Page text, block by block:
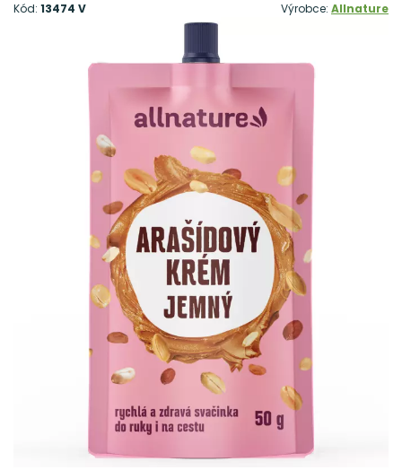
Kód: 13474 V Výrobce: Allnature